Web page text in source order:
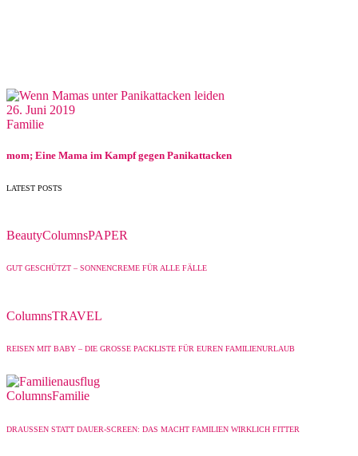
26. Juni 2019
Familie
mom; Eine Mama im Kampf gegen Panikattacken
LATEST POSTS
BeautyColumnsPAPER
GUT GESCHÜTZT – SONNENCREME FÜR ALLE FÄLLE
ColumnsTRAVEL
REISEN MIT BABY – DIE GROSSE PACKLISTE FÜR EUREN FAMILIENURLAUB
ColumnsFamilie
DRAUSSEN STATT DAUER-SCREEN: DAS MACHT FAMILIEN WIRKLICH FITTER